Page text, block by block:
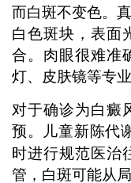
而白斑不变色。
白色斑块，表面
合。肉眼很难准
灯、皮肤镜等专
对于确诊为白癜
预。儿童新陈代
时进行规范医治
管，白斑可能从